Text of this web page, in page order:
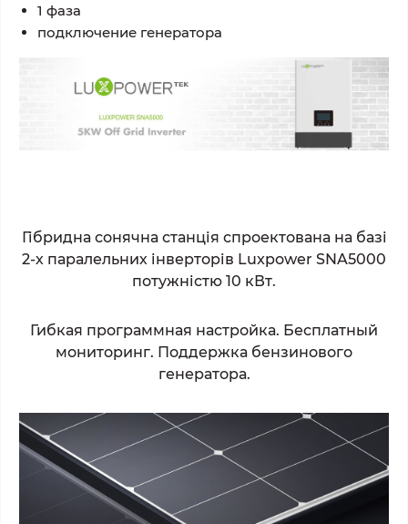
1 фаза
подключение генератора
Гібридна сонячна станція спроектована на базі
2-х паралельних інверторів Luxpower SNA5000
потужністю 10 кВт.
Гибкая программная настройка. Бесплатный
мониторинг. Поддержка бензинового
генератора.